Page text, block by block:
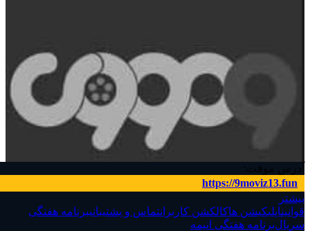
آدرس موقت:
https://9moviz13.fun
بیشتر
قوانیناپلیکیشن هاکالکشن کاربرانتماس و پشتیبانیبرنامه هفتگی
سریال‌برنامه هفتگی انیمه